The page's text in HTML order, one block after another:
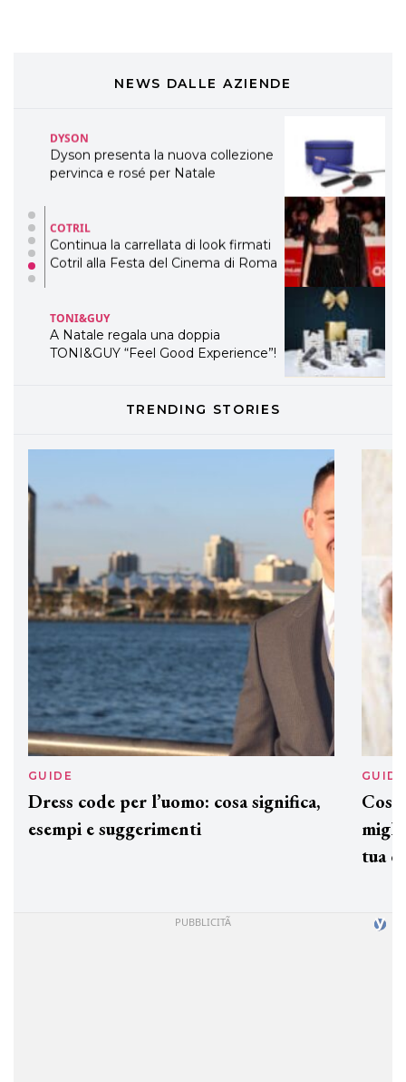
NEWS DALLE AZIENDE
Dyson presenta la nuova collezione
COTRIL
Continua la carrellata di look firmati
TONI&GUY
A Natale regala una doppia
TONI&GUY
LABEL.M lancia la sua innovativa ed
TRENDING STORIES
GUIDE
Dress code per l’uomo: cosa significa,
esempi e suggerimenti
GUIDE
tua